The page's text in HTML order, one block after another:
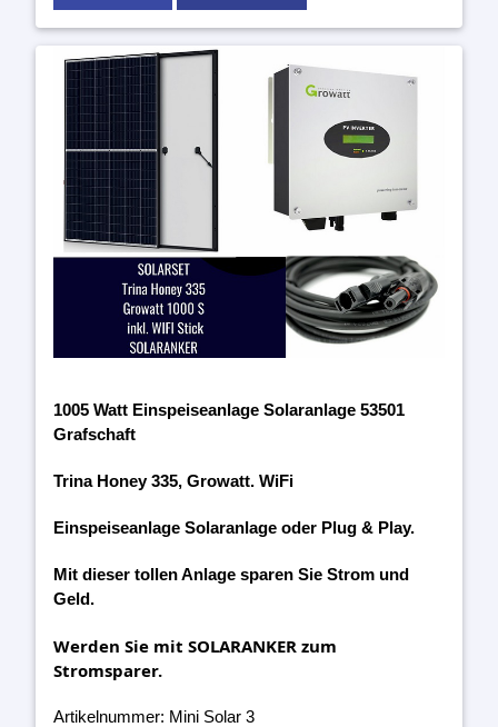
1005 Watt Einspeiseanlage Solaranlage 53501
Grafschaft
Trina Honey 335, Growatt. WiFi
Einspeiseanlage Solaranlage oder Plug & Play.
Mit dieser tollen Anlage sparen Sie Strom und
Geld.
Werden Sie mit SOLARANKER zum
Stromsparer.
Artikelnummer: Mini Solar 3